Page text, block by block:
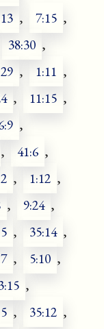
, 7:15 ,
38:30 ,
, 1:11 ,
, 11:15 ,
,
, 41:6 ,
, 1:12 ,
, 9:24 ,
, 35:14 ,
, 5:10 ,
,
, 35:12 ,